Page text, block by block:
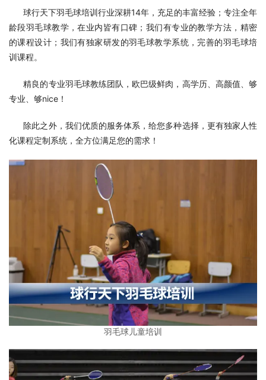
龄段羽毛球教学，在业内皆有口碑；我们有专业的教学方法，精密
的课程设计；我们有独家研发的羽毛球教学系统，完善的羽毛球培
训课程。
精良的专业羽毛球教练团队，欧巴级鲜肉，高学历、高颜值、够
专业、够nice！
除此之外，我们优质的服务体系，给您多种选择，更有独家人性
化课程定制系统，全方位满足您的需求！
羽毛球儿童培训